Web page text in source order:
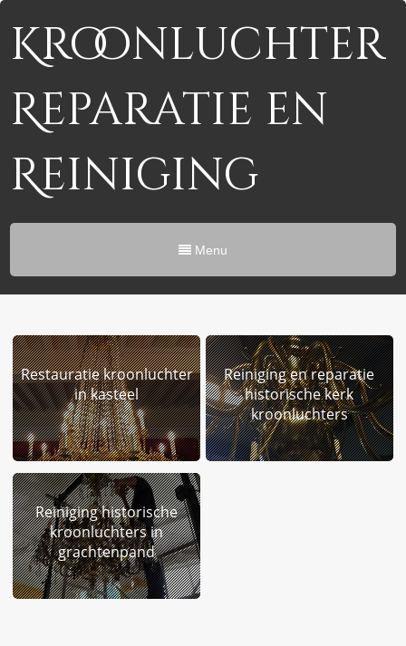
Kroonluchter
Reparatie en
Reiniging
Menu
Restauratie kroonluchter
in kasteel
Reiniging en reparatie
historische kerk
kroonluchters
Reiniging historische
kroonluchters in
grachtenpand